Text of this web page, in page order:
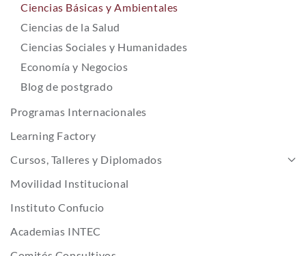
Ciencias Básicas y Ambientales
Ciencias de la Salud
Ciencias Sociales y Humanidades
Economía y Negocios
Blog de postgrado
Programas Internacionales
Learning Factory
Cursos, Talleres y Diplomados
Movilidad Institucional
Instituto Confucio
Academias INTEC